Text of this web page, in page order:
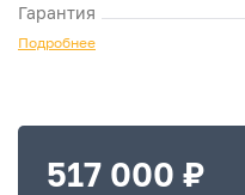
Гарантия
Подробнее
517 000 ₽